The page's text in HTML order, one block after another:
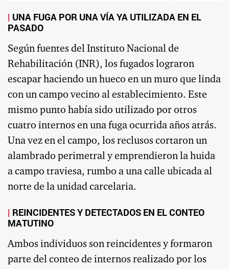
UNA FUGA POR UNA VÍA YA UTILIZADA EN EL
PASADO
Según fuentes del Instituto Nacional de
Rehabilitación (INR), los fugados lograron
escapar haciendo un hueco en un muro que linda
con un campo vecino al establecimiento. Este
mismo punto había sido utilizado por otros
cuatro internos en una fuga ocurrida años atrás.
Una vez en el campo, los reclusos cortaron un
alambrado perimetral y emprendieron la huida
a campo traviesa, rumbo a una calle ubicada al
norte de la unidad carcelaria.
REINCIDENTES Y DETECTADOS EN EL CONTEO
MATUTINO
Ambos individuos son reincidentes y formaron
parte del conteo de internos realizado por los